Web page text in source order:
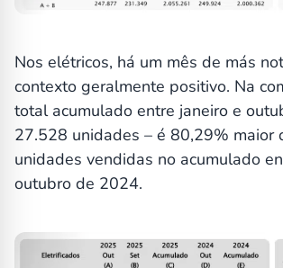
Nos elétricos, há um mês de más
contexto geralmente positivo. Na
total acumulado entre janeiro e
27.528 unidades – é 80,29% maior
unidades vendidas no acumulado
outubro de 2024.